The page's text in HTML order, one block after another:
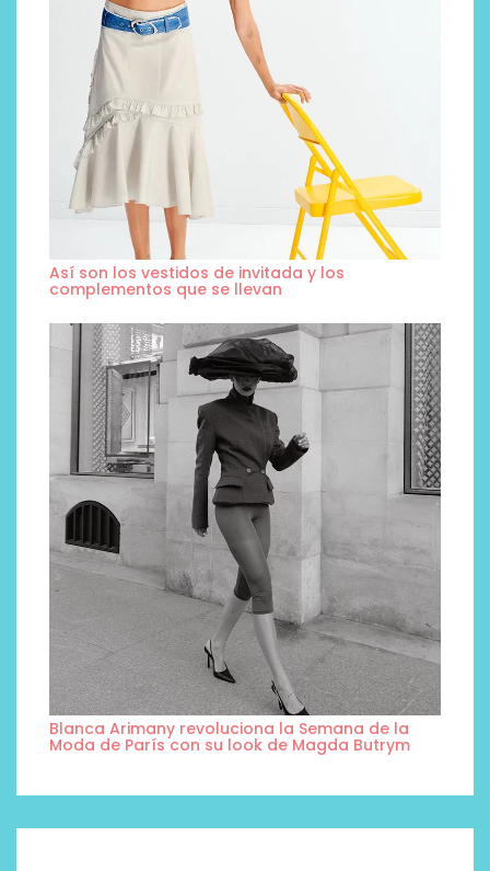
Así son los vestidos de invitada y los
complementos que se llevan
Blanca Arimany revoluciona la Semana de la
Moda de París con su look de Magda Butrym